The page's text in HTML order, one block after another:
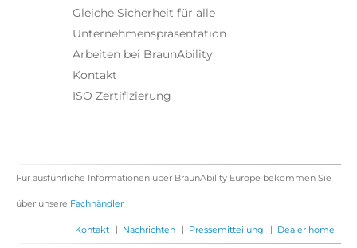
Gleiche Sicherheit für alle
Unternehmenspräsentation
Arbeiten bei BraunAbility
Kontakt
ISO Zertifizierung
Für ausführliche Informationen über BraunAbility Europe bekommen Sie
über unsere Fachhändler
Kontakt | Nachrichten | Pressemitteilung | Dealer home